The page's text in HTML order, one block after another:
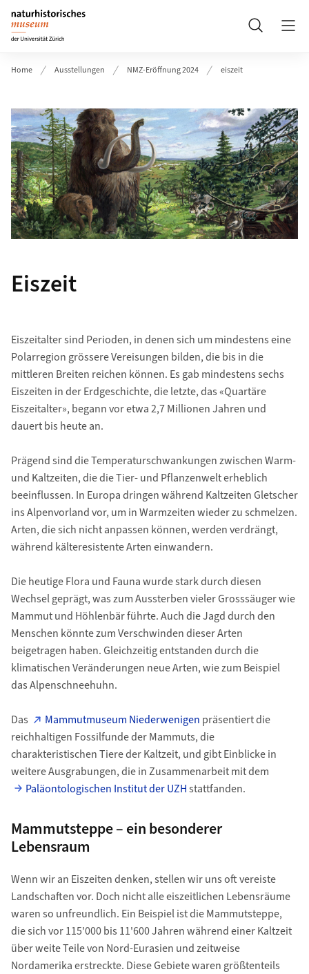
Header
Suche
Home Ausstellungen NMZ-Eröffnung 2024 eiszeit
Eiszeit
Eiszeitalter sind Perioden, in denen sich um mindestens eine
Polarregion grössere Vereisungen bilden, die bis in die
mittleren Breiten reichen können. Es gab mindestens sechs
Eiszeiten in der Erdgeschichte, die letzte, das «Quartäre
Eiszeitalter», begann vor etwa 2,7 Millionen Jahren und
dauert bis heute an.
Prägend sind die Temperaturschwankungen zwischen Warm-
und Kaltzeiten, die die Tier- und Pflanzenwelt erheblich
beeinflussen. In Europa dringen während Kaltzeiten Gletscher
ins Alpenvorland vor, um in Warmzeiten wieder zu schmelzen.
Arten, die sich nicht anpassen können, werden verdrängt,
während kälteresistente Arten einwandern.
Die heutige Flora und Fauna wurde stark durch diesen
Wechsel geprägt, was zum Aussterben vieler Grosssäuger wie
Mammut und Höhlenbär führte. Auch die Jagd durch den
Menschen könnte zum Verschwinden dieser Arten
beigetragen haben. Gleichzeitig entstanden durch die
klimatischen Veränderungen neue Arten, wie zum Beispiel
das Alpenschneehuhn.
Das Mammutmuseum Niederwenigen präsentiert die
reichhaltigen Fossilfunde der Mammuts, die
charakteristischen Tiere der Kaltzeit, und gibt Einblicke in
weitere Ausgrabungen, die in Zusammenarbeit mit dem
Paläontologischen Institut der UZHstattfanden.
Mammutsteppe – ein besonderer
Lebensraum
Wenn wir an Eiszeiten denken, stellen wir uns oft vereiste
Landschaften vor. Doch nicht alle eiszeitlichen Lebensräume
waren so unfreundlich. Ein Beispiel ist die Mammutsteppe,
die sich vor 115'000 bis 11'600 Jahren während einer Kaltzeit
über weite Teile von Nord-Eurasien und zeitweise
Nordamerika erstreckte. Diese Gebiete waren größtenteils